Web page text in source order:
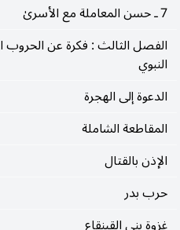
7 ـ حسن المعاملة مع الأسرىٰ
الفصل الثالث : فكرة عن الحروب
النبوي
الدعوة إلى الهجرة
المقاطعة الشاملة
الإذن بالقتال
حرب بدر